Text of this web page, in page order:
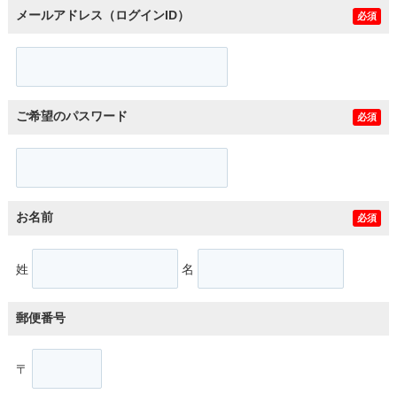
メールアドレス（ログインID） 必須
ご希望のパスワード 必須
お名前 必須
姓 名
郵便番号
〒